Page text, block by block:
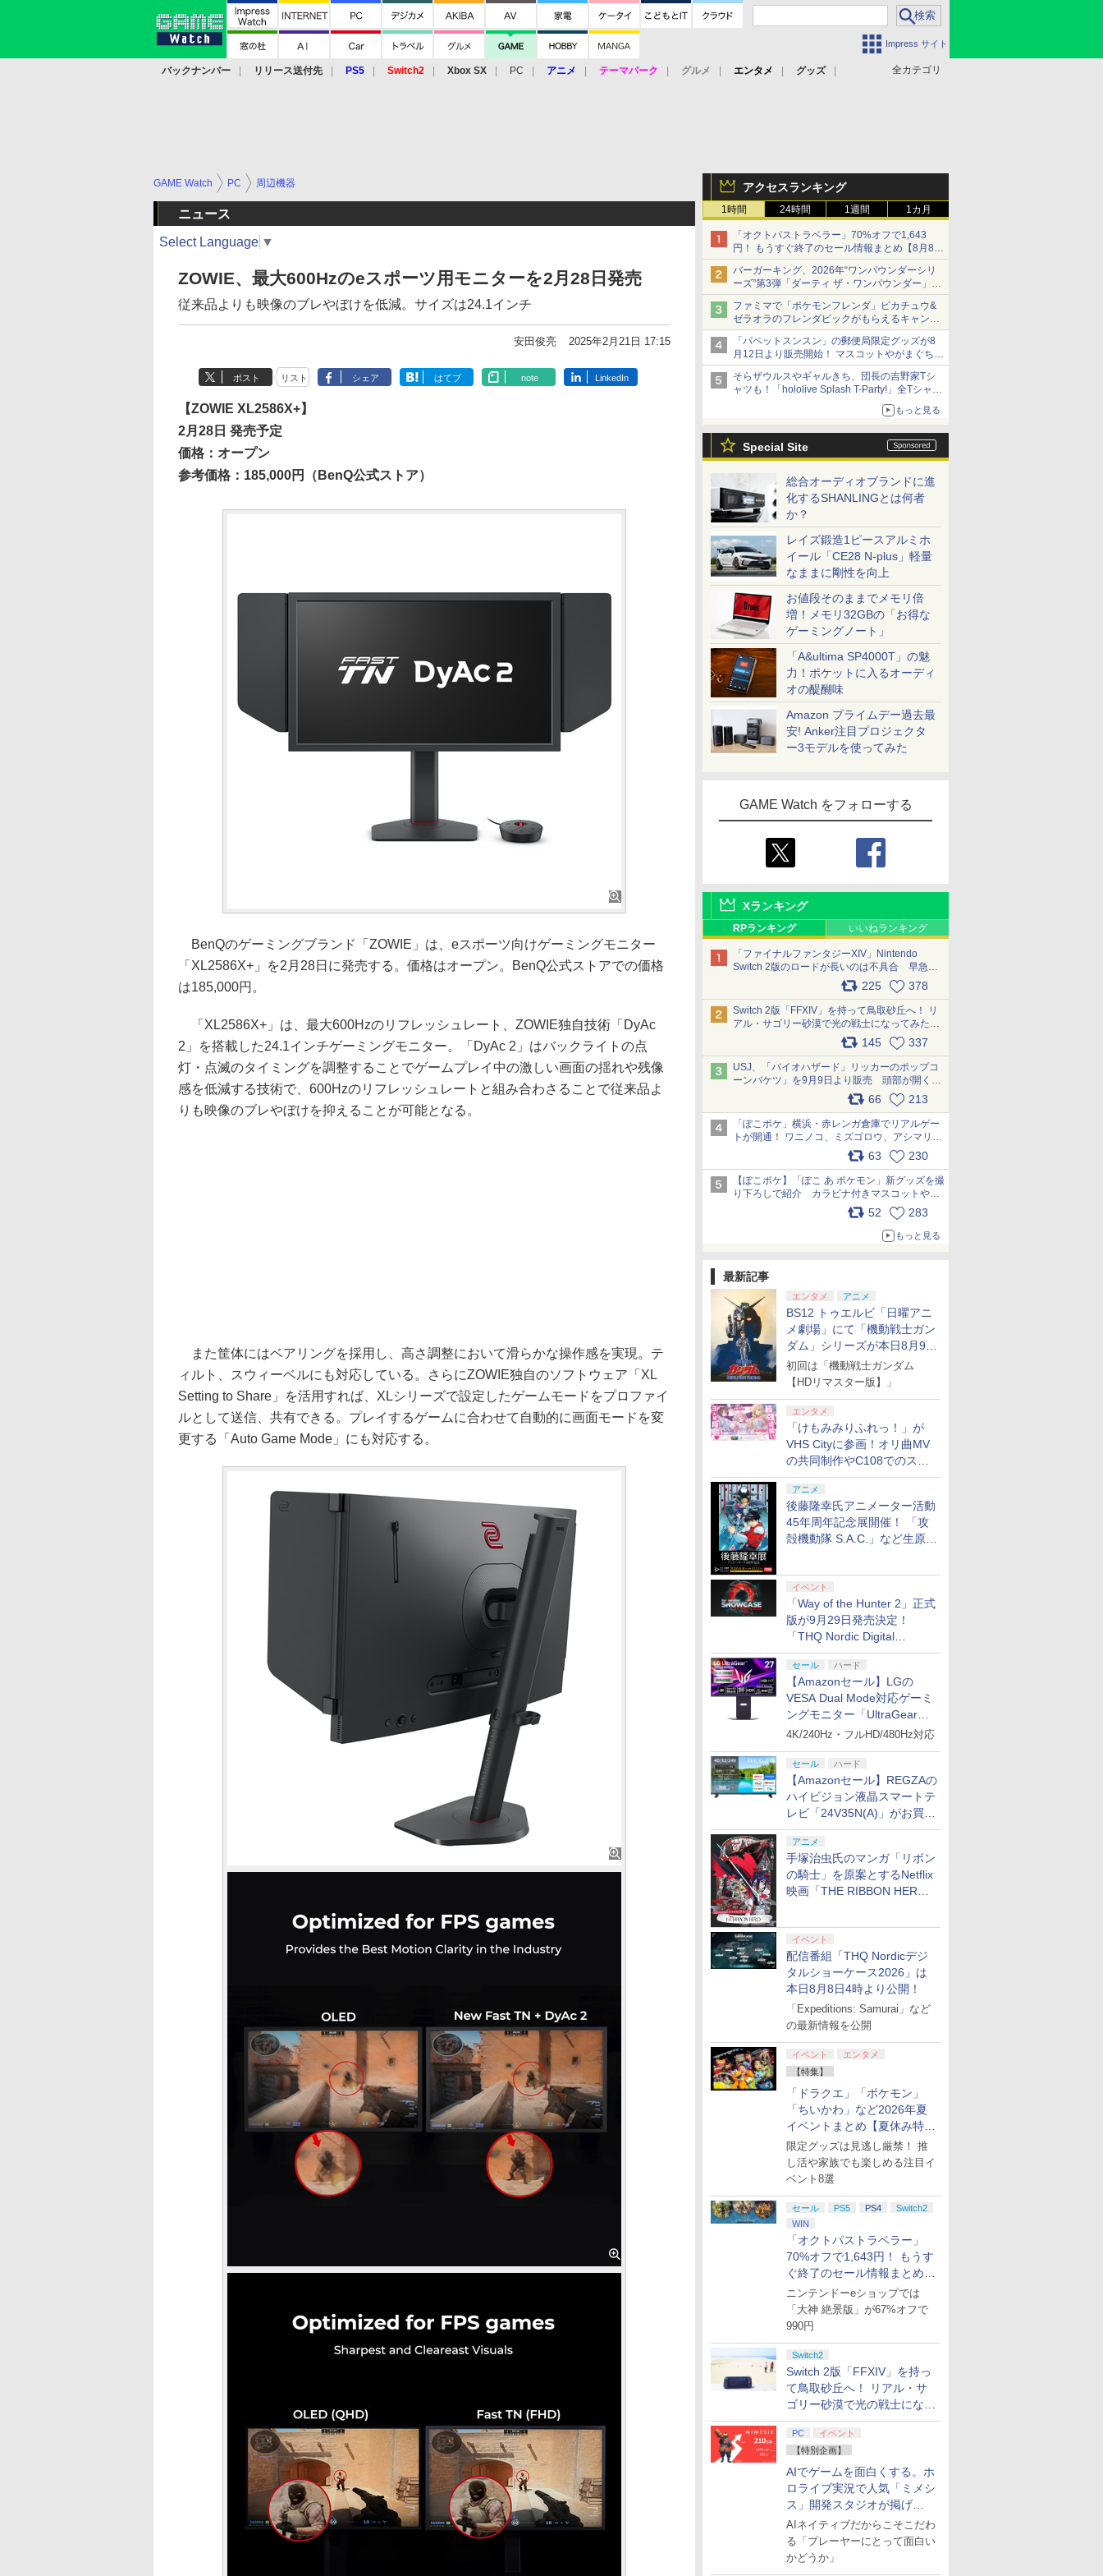
Impress サイト
全カテゴリ
バックナンバー リリース送付先 PS5 Switch2 Xbox SX PC アニメ テーマパーク グルメ エンタメ
グッズ
アクセスランキング
1時間 24時間 1週間 1カ月
「オクトパストラベラー」70%オフで1,643
円！ もうすぐ終了のセール情報まとめ【8月8日
更新】
ニンテンドーeショップでは「大神 絶景版」が
67%オフで990円
バーガーキング、2026年“ワンパウンダーシリ
ーズ”第3弾「ダーティ ザ・ワンパウンダー」を
8月7日発売
「特製ガーリックマヨソース」を使用した超大
型チーズバーガー
ファミマで「ポケモンフレンダ」ピカチュウ&
ゼラオラのフレンダピックがもらえるキャンペ
ーン開催！
「パペットスンスン」の郵便局限定グッズが8
月12日より販売開始！ マスコットやがまぐち、
レターセットなどが登場
そらザウルスやギャルきち、団長の吉野家Tシ
ャツも！「hololive Splash T-Party!」全Tシャツ
ラインナップ公開＆オンライン販売開始
もっと見る
Special Site
総合オーディオブランドに進
化するSHANLINGとは何者
か？
レイズ鍛造1ピースアルミホ
イール「CE28 N-plus」軽量
なままに剛性を向上
お値段そのままでメモリ倍
増！メモリ32GBの「お得な
ゲーミングノート」
「A&ultima SP4000T」の魅
力！ポケットに入るオーディ
オの醍醐味
Amazon プライムデー過去最
安! Anker注目プロジェクタ
ー3モデルを使ってみた
GAME Watch をフォローする
Xランキング
RPランキング いいねランキング
「ファイナルファンタジーXIV」Nintendo
Switch 2版のロードが長いのは不具合 早急に
アップデートできるよう対応中225 378
Switch 2版「FFXIV」を持って鳥取砂丘へ！ リ
アル・サゴリー砂漠で光の戦士になってみた
145 337
USJ、「バイオハザード」リッカーのポップコ
ーンバケツ」を9月9日より販売 頭部が開く仕
組み。味は恐怖を堪のう「味噌フレーバー」
66 213
「ぽこポケ」横浜・赤レンガ倉庫でリアルゲー
トが開通！ ワニノコ、ミズゴロウ、アシマリ登
場シーンをレポート pic.x.com/LDgEByVl6D
63 230
【ぽこポケ】「ぽこ あ ポケモン」新グッズを撮
り下ろしで紹介 カラビナ付きマスコットやス
52 283
もっと見る
最新記事
エンタメ アニメ
BS12 トゥエルビ「日曜アニ
メ劇場」にて「機動戦士ガン
ダム」シリーズが本日8月9日
から8週連続で放送
初回は「機動戦士ガンダム
【HDリマスター版】」
エンタメ
「けもみみりふれっ！」が
VHS Cityに参画！オリ曲MV
の共同制作やC108でのスペ
シャルコラボ広告を掲出
アニメ
後藤隆幸氏アニメーター活動
45年周年記念展開催！ 「攻
殻機動隊 S.A.C.」など生原
イベント
「Way of the Hunter 2」正式
版が9月29日発売決定！
「THQ Nordic Digital
Showcase 2026」まとめ
セール ハード
【Amazonセール】LGの
VESA Dual Mode対応ゲーミ
ングモニター「UltraGear
27G850A-B」がお買い得！
4K/240Hz・フルHD/480Hz対応
セール ハード
【Amazonセール】REGZAの
ハイビジョン液晶スマートテ
レビ「24V35N(A)」がお買い
得！
アニメ
手塚治虫氏のマンガ「リボン
の騎士」を原案とするNetflix
映画「THE RIBBON HERO
イベント
配信番組「THQ Nordicデジ
タルショーケース2026」は
本日8月8日4時より公開！
「Expeditions: Samurai」など
の最新情報を公開
イベント
エンタメ
【特集】
「ドラクエ」「ポケモン」
「ちいかわ」など2026年夏
イベントまとめ【夏休み特
集】
限定グッズは見逃し厳禁！ 推
し活や家族でも楽しめる注目イ
ベント8選
セール PS5 PS4
Switch2
WIN
「オクトパストラベラー」
70%オフで1,643円！ もうす
ぐ終了のセール情報まとめ
【8月8日更新】
ニンテンドーeショップでは
「大神 絶景版」が67%オフで
990円
Switch2
Switch 2版「FFXIV」を持っ
て鳥取砂丘へ！ リアル・サ
ゴリー砂漠で光の戦士になっ
てみた
PC
イベント
【特別企画】
AIでゲームを面白くする。ホ
ロライブ実況で人気「ミメシ
ス」開発スタジオが掲げ
る“AI活用の信念”とは？【講
演レポート】
AIネイティブだからこそこだわ
る「プレーヤーにとって面白い
かどうか」
GAME Watch PC 周辺機器
ニュース
Select Language ▼
ZOWIE、最大600Hzのeスポーツ用モニターを2月28日発売
従来品よりも映像のブレやぼけを低減。サイズは24.1インチ
安田俊亮 2025年2月21日 17:15
ポスト リスト シェア はてブ note LinkedIn
【ZOWIE XL2586X+】
2月28日 発売予定
価格：オープン
参考価格：185,000円（BenQ公式ストア）
BenQのゲーミングブランド「ZOWIE」は、eスポーツ向けゲーミングモニター
「XL2586X+」を2月28日に発売する。価格はオープン。BenQ公式ストアでの価格
は185,000円。
「XL2586X+」は、最大600Hzのリフレッシュレート、ZOWIE独自技術「DyAc
2」を搭載した24.1インチゲーミングモニター。「DyAc 2」はバックライトの点
灯・点滅のタイミングを調整することでゲームプレイ中の激しい画面の揺れや残像
感を低減する技術で、600Hzのリフレッシュレートと組み合わさることで従来品よ
りも映像のブレやぼけを抑えることが可能となる。
また筐体にはベアリングを採用し、高さ調整において滑らかな操作感を実現。テ
ィルト、スウィーベルにも対応している。さらにZOWIE独自のソフトウェア「XL
Setting to Share」を活用すれば、XLシリーズで設定したゲームモードをプロファイ
ルとして送信、共有できる。プレイするゲームに合わせて自動的に画面モードを変
更する「Auto Game Mode」にも対応する。